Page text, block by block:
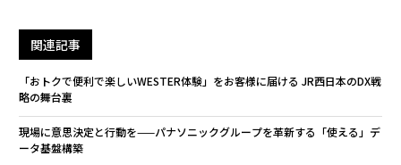
関連記事
「おトクで便利で楽しいWESTER体験」をお客様に届ける JR西日本のDX戦
略の舞台裏
現場に意思決定と行動を——パナソニックグループを革新する「使える」デ
ータ基盤構築